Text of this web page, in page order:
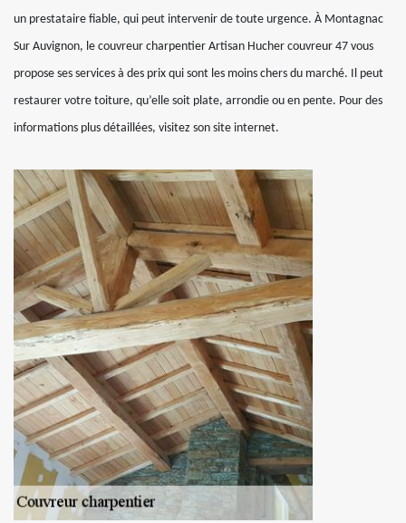
un prestataire fiable, qui peut intervenir de toute urgence. À Montagnac
Sur Auvignon, le couvreur charpentier Artisan Hucher couvreur 47 vous
propose ses services à des prix qui sont les moins chers du marché. Il peut
restaurer votre toiture, qu’elle soit plate, arrondie ou en pente. Pour des
informations plus détaillées, visitez son site internet.